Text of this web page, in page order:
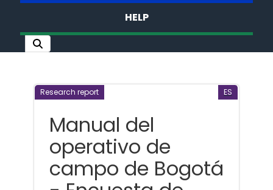
HELP
Research report ES
Manual del
operativo de
campo de Bogotá